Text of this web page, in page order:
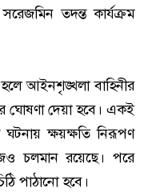
তদন্ত কার্যক্রম
আইনশৃঙ্খলা বাহিনীর
ঘোষণা দেয়া হবে। একই
ঘটনায় ক্ষয়ক্ষতি নিরূপণ
চলমান রয়েছে। পরে
পাঠানো হবে।